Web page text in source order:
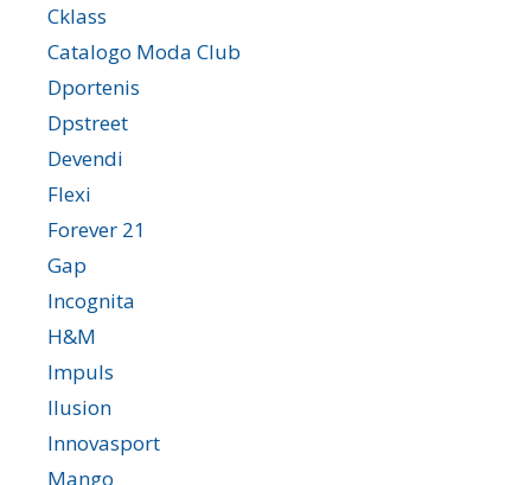
Cklass
Catalogo Moda Club
Dportenis
Dpstreet
Devendi
Flexi
Forever 21
Gap
Incognita
H&M
Impuls
Ilusion
Innovasport
Mango